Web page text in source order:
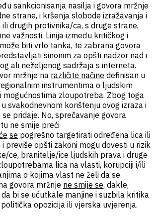
sankcionisanja nasilja i govora mržnje
strane, i kršenja slobode izražavanja i
drugih protivnika/ca, s druge strane,
važnosti. Linija između kritičkog i
biti vrlo tanka, te zabrana govora
sinonim za opšti nadzor nad i
ali neželjenog sadržaja s interneta.
mržnje na različite načine definisan u
instrumentima o ljudskim
mogućnostima zloupotreba. Zbog toga
svakodnevnom korištenju ovog izraza i
pridaje. No, sprečavanje govora
ne smije preći
se pogrešno targetirati određena lica ili
previše opšti zakoni mogu dovesti u rizik
ce, branitelje/ice ljudskih prava i druge
lica na vlasti, korupciji i/ili
o kojima vlast ne želi da se
govora mržnje ne smije se, dakle,
bi se ućutkale manjine i suzbila kritika
opozicija ili vjerska uvjerenja.